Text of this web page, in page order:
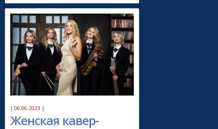
| 06.06.2023 |
Женская кавер-